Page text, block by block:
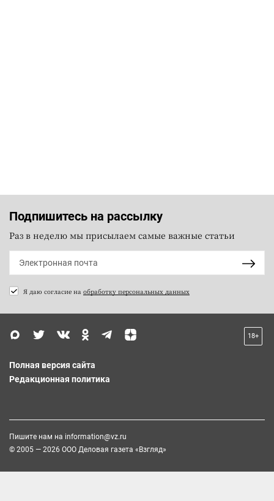
Подпишитесь на рассылку
Раз в неделю мы присылаем самые важные статьи
Я даю согласие на обработку персональных данных
18+
Полная версия сайта
Редакционная политика
Пишите нам на information@vz.ru
© 2005 — 2026 ООО Деловая газета «Взгляд»